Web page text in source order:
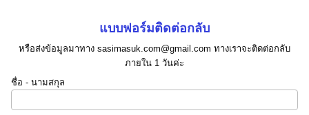
แบบฟอร์มติดต่อกลับ
หรือส่งข้อมูลมาทาง sasimasuk.com@gmail.com ทางเราจะติดต่อกลับ
ภายใน 1 วันค่ะ
ชื่อ - นามสกุล